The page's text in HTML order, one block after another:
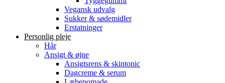
Vegansk udvalg
Sukker & sødemidler
Erstatninger
Personlig pleje
Hår
Ansigt & øjne
Ansigtsrens & skintonic
Dagcreme & serum